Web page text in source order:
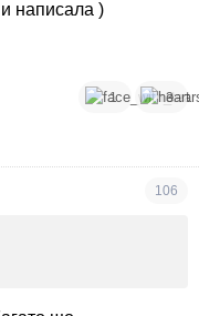
написала )
1 3
106